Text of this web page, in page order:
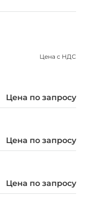
Цена с НДС
Цена по запросу
Цена по запросу
Цена по запросу